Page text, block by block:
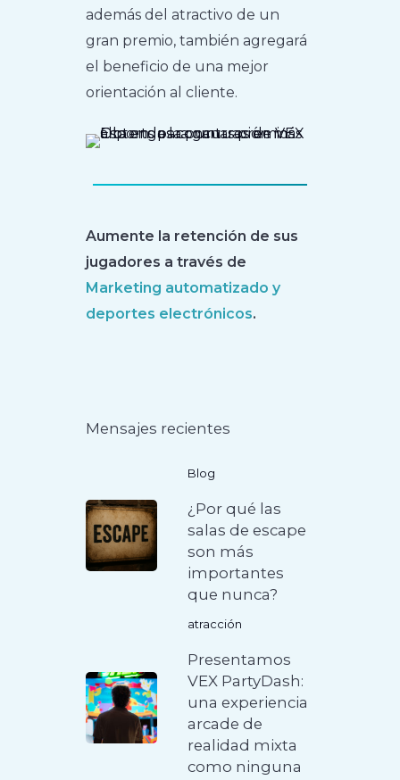
además del atractivo de un
gran premio, también agregará
el beneficio de una mejor
orientación al cliente.
Aumente la retención de sus
jugadores a través de
Marketing automatizado y
deportes electrónicos.
Mensajes recientes
Blog
¿Por qué las
salas de escape
son más
importantes
que nunca?
atracción
Presentamos
VEX PartyDash:
una experiencia
arcade de
realidad mixta
como ninguna